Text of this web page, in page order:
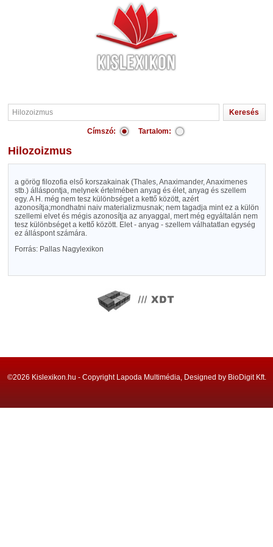
Címszó: Tartalom:
Hilozoizmus
a görög filozofia első korszakainak (Thales, Anaximander, Anaximenes
stb.) álláspontja, melynek értelmében anyag és élet, anyag és szellem
egy. A H. még nem tesz különbséget a kettő között, azért
azonosítja;mondhatni naiv materializmusnak; nem tagadja mint ez a külön
szellemi elvet és mégis azonosítja az anyaggal, mert még egyáltalán nem
tesz különbséget a kettő között. Elet - anyag - szellem válhatatlan egység
ez álláspont számára.
Forrás: Pallas Nagylexikon
©2026 Kislexikon.hu - Copyright Lapoda Multimédia, Designed by BioDigit Kft.